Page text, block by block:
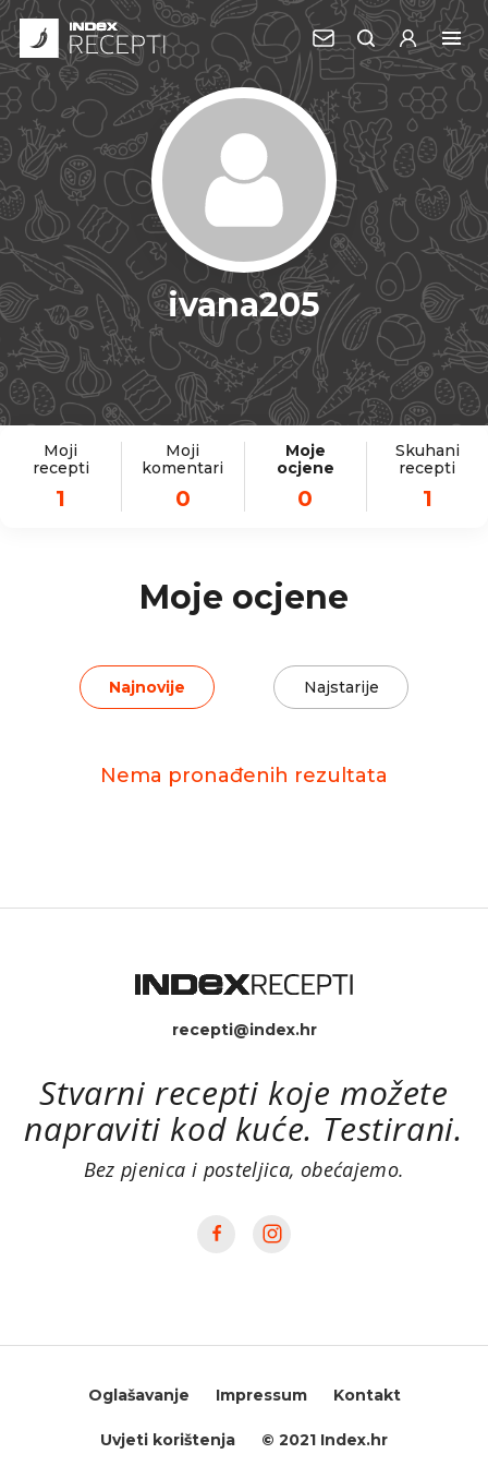
ivana205
Moji
recepti
1
Moji
komentari
0
Moje
ocjene
0
Skuhani
recepti
1
Moje ocjene
Najnovije Najstarije
Nema pronađenih rezultata
recepti@index.hr
Stvarni recepti koje možete
napraviti kod kuće. Testirani.
Bez pjenica i posteljica, obećajemo.
Oglašavanje Impressum Kontakt
Uvjeti korištenja © 2021 Index.hr